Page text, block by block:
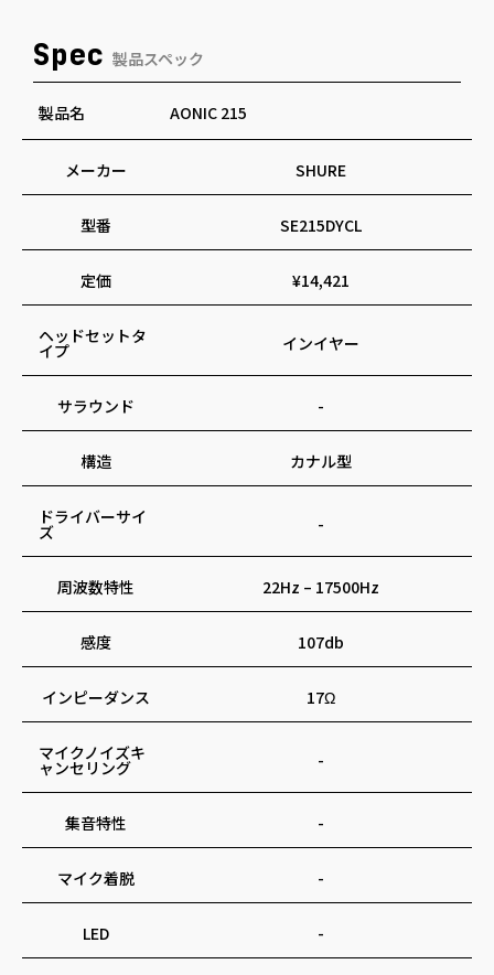
Spec 製品スペック
製品名 AONIC 215
メーカー SHURE
型番 SE215DYCL
定価 ¥14,421
ヘッドセットタ
イプ インイヤー
サラウンド -
構造 カナル型
ドライバーサイ
ズ -
周波数特性 22Hz – 17500Hz
感度 107db
インピーダンス 17Ω
マイクノイズキ
ャンセリング -
集音特性 -
マイク着脱 -
LED -